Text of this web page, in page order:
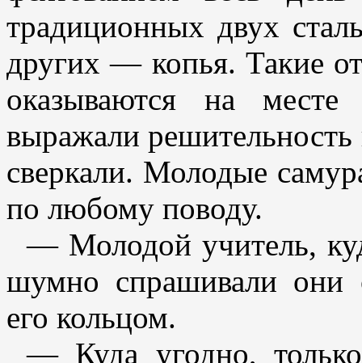
традиционных двух
других — копья. Такие
оказываются на
выражали решительность
сверкали. Молодые
по любому поводу.
— Молодой учитель,
шумно спрашивали они
его кольцом.
— Куда угодно,